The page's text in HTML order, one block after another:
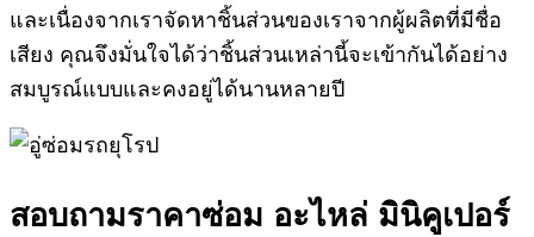
และเนื่องจากเราจัดหาชิ้นส่วนของเราจากผู้ผลิตที่มีชื่อ
เสียง คุณจึงมั่นใจได้ว่าชิ้นส่วนเหล่านี้จะเข้ากันได้อย่าง
สมบูรณ์แบบและคงอยู่ได้นานหลายปี
สอบถามราคาซ่อม อะไหล่ มินิคูเปอร์